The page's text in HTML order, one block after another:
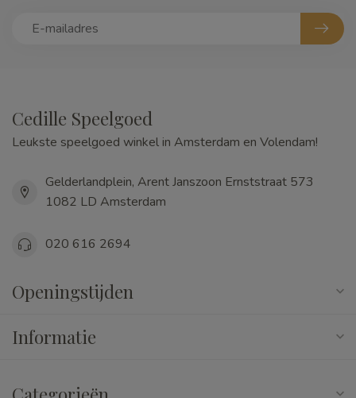
Cedille Speelgoed
Leukste speelgoed winkel in Amsterdam en Volendam!
Gelderlandplein, Arent Janszoon Ernststraat 573
1082 LD Amsterdam
020 616 2694
Openingstijden
Informatie